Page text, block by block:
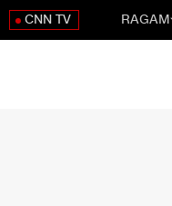
CNN TV RAGAM